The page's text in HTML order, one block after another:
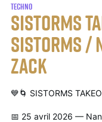
Techno
SISTORMS
Sistorms /
Zack
💙🌀 SISTORMS
📅 25 avril 2026 —